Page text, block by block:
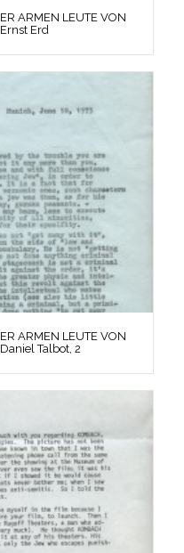
ARMEN LEUTE VON
Erd
ARMEN LEUTE VON
Talbot, 2